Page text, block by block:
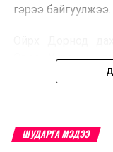
гэрээ байгуулжээ.
Орос, Украины
үнийн өсөлт
дахин өсөж, ОХУ
авах шатахууны
ШУДАРГА МЭДЭЭ